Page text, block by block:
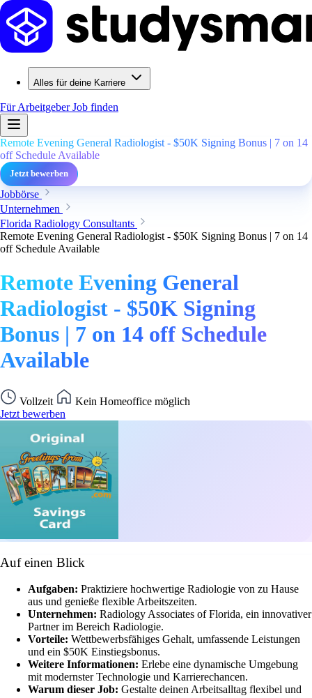
Alles für deine Karriere
Für ArbeitgeberJob finden
Remote Evening General Radiologist - $50K Signing Bonus | 7 on 14
off Schedule Available
Jetzt bewerben
Jobbörse
Unternehmen
Florida Radiology Consultants
Remote Evening General Radiologist - $50K Signing Bonus | 7 on 14
off Schedule Available
Remote Evening General
Radiologist - $50K Signing
Bonus | 7 on 14 off Schedule
Available
Vollzeit
Kein Homeoffice möglich
Jetzt bewerben
Auf einen Blick
Aufgaben: Praktiziere hochwertige Radiologie von zu Hause
aus und genieße flexible Arbeitszeiten.
Unternehmen: Radiology Associates of Florida, ein innovativer
Partner im Bereich Radiologie.
Vorteile: Wettbewerbsfähiges Gehalt, umfassende Leistungen
und ein $50K Einstiegsbonus.
Weitere Informationen: Erlebe eine dynamische Umgebung
mit modernster Technologie und Karrierechancen.
Warum dieser Job: Gestalte deinen Arbeitsalltag flexibel und